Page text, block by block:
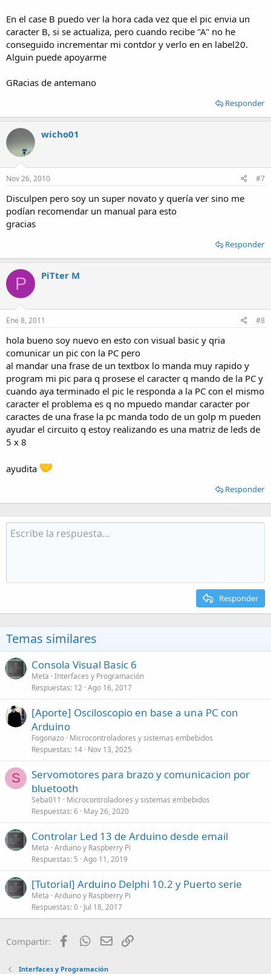
En el case B puedo ver la hora cada vez que el pic envia un
caracter B, si se actualiza, pero cuando recibe "A" no he
conseguido incrementar mi contdor y verlo en en label20.
Alguin puede apoyarme
GRacias de antemano
Responder
wicho01
Nov 26, 2010 #7
Disculpen pero soy un super novato y quería ver sino me
podían recomendar un manual para esto
gracias
Responder
P PiTter M
Ene 8, 2011 #8
hola bueno soy nuevo en esto con visual basic y qria
comunicar un pic con la PC pero
al mandar una frase de un textbox lo manda muy rapido y
program mi pic para q prosese el caracter q mando de la PC y
cuando aya terminado el pic le responda a la PC con el mismo
caracter el problema es q no mpuedo mandar caracter por
caractes de una frase la pc manda todo de un golp m pueden
ayudar el circuito q estoy realizando es una matriz de leds de
5 x 8
ayudita
Responder
Responder
Temas similares
Consola Visual Basic 6
Meta Interfaces y Programación
Respuestas 12 Ago 16, 2017
[Aporte] Osciloscopio en base a una PC con
Arduino
Fogonazo Microcontroladores y sistemas embebidos
Respuestas 14 Nov 13, 2025
S
Servomotores para brazo y comunicacion por
bluetooth
Seba011
Microcontroladores y sistemas embebidos
Respuestas 6 May 26, 2020
Controlar Led 13 de Arduino desde email
Meta Arduino y Raspberry Pi
Respuestas 5 Ago 11, 2019
[Tutorial] Arduino Delphi 10.2 y Puerto serie
Meta Arduino y Raspberry Pi
Respuestas 0 Jul 18, 2017
Compartir: FacebookWhatsApp
Email
Interfaces y Programación